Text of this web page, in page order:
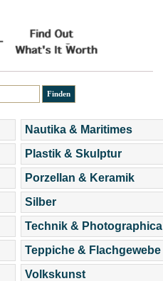
Nautika & Maritimes
Plastik & Skulptur
Porzellan & Keramik
Silber
Technik & Photographica
Teppiche & Flachgewebe
Volkskunst